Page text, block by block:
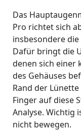
Das
Pro richtet sich
insbesondere
Dafür bringt die
denen sich einer
des Gehäuses
Rand der
Finger auf diese
Analyse. Wichtig
nicht bewegen.